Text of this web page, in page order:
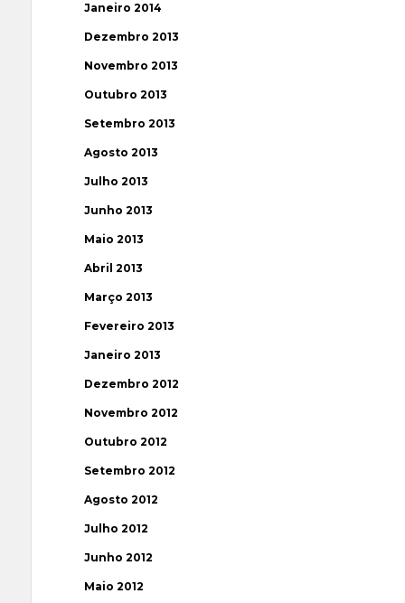
Janeiro 2014
Dezembro 2013
Novembro 2013
Outubro 2013
Setembro 2013
Agosto 2013
Julho 2013
Junho 2013
Maio 2013
Abril 2013
Março 2013
Fevereiro 2013
Janeiro 2013
Dezembro 2012
Novembro 2012
Outubro 2012
Setembro 2012
Agosto 2012
Julho 2012
Junho 2012
Maio 2012